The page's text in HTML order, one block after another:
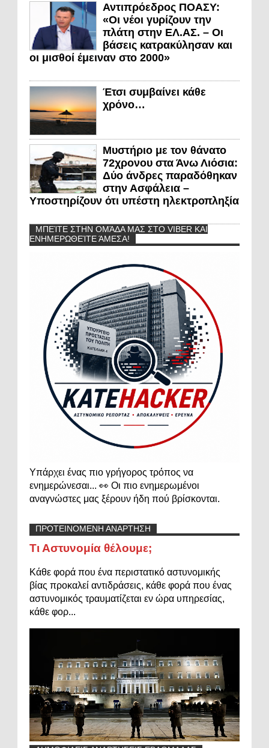
Αντιπρόεδρος ΠΟΑΣΥ:
«Οι νέοι γυρίζουν την
πλάτη στην ΕΛ.ΑΣ. – Οι
βάσεις κατρακύλησαν και
οι μισθοί έμειναν στο 2000»
Έτσι συμβαίνει κάθε
χρόνο…
Μυστήριο με τον θάνατο
72χρονου στα Άνω Λιόσια:
Δύο άνδρες παραδόθηκαν
στην Ασφάλεια –
Υποστηρίζουν ότι υπέστη ηλεκτροπληξία
ΜΠΕΊΤΕ ΣΤΗΝ ΟΜΆΔΑ ΜΑΣ ΣΤΟ VIBER ΚΑΙ
ΕΝΗΜΕΡΩΘΕΊΤΕ ΆΜΕΣΑ!
Υπάρχει ένας πιο γρήγορος τρόπος να
ενημερώνεσαι... 👀 Οι πιο ενημερωμένοι
αναγνώστες μας ξέρουν ήδη πού βρίσκονται.
ΠΡΟΤΕΙΝΟΜΕΝΗ ΑΝΑΡΤΗΣΗ
Τι Αστυνομία θέλουμε;
Κάθε φορά που ένα περιστατικό αστυνομικής
βίας προκαλεί αντιδράσεις, κάθε φορά που ένας
αστυνομικός τραυματίζεται εν ώρα υπηρεσίας,
κάθε φορ...